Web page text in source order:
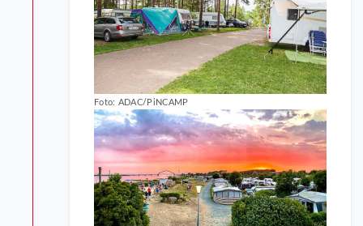
Foto: ADAC/PiNCAMP